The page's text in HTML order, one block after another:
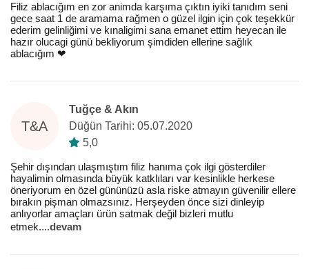
Filiz ablacığım en zor animda karşıma çıktın iyiki tanıdım seni
gece saat 1 de aramama rağmen o güzel ilgin için çok teşekkür
ederim gelinliğimi ve kınaligimi sana emanet ettim heyecan ile
hazır olucagi günü bekliyorum şimdiden ellerine sağlık
ablacığım ❤️
T&A
Tuğçe & Akın
Düğün Tarihi: 05.07.2020
5,0
Şehir dışından ulaşmıştım filiz hanıma çok ilgi gösterdiler
hayalimin olmasında büyük katklıları var kesinlikle herkese
öneriyorum en özel gününüzü asla riske atmayın güvenilir ellere
bırakın pişman olmazsınız. Herşeyden önce sizi dinleyip
anlıyorlar amaçları ürün satmak değil bizleri mutlu
etmek....devam